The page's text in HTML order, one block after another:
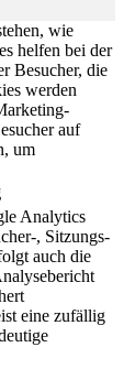
wie
helfen bei der
Besucher, die
werden
auf
um
Analytics
, Sitzungs-
auch die
eine zufällig